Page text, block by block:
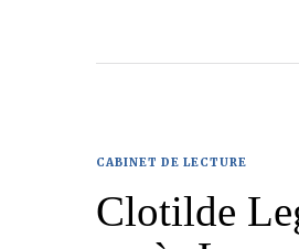
CABINET DE LECTURE
Clotilde